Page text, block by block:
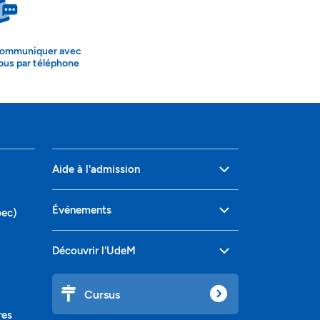
avec
par téléphone
Aide à l'admission
Événements
Découvrir l'UdeM
Cursus